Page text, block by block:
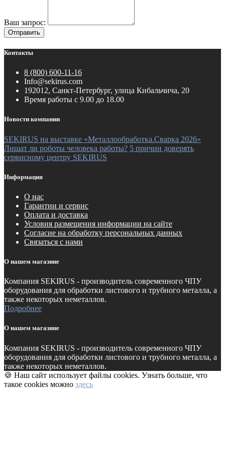
Ваш запрос:
Отправить
Контакты
8 (800) 600-11-16
Info@sekirus.com
192012, Санкт-Петербург, улица Кибальчича, 20
Время работы с 9.00 до 18.00
Новости компании
SEKIRUS на выставке «Металлообработка.Сварка 2026»
Лишат ли роботы человека работы? 5 причин доверять
сервисному центру SEKIRUS
Информация
О нас
Гарантии и сервис
Оплата и доставка
Условия размещения информации на сайте
Согласие на обработку персональных данных
Связаться с нами
О нашем магазине
Компания SEKIRUS - производитель современного ЧПУ
оборудования для обработки листового и трубного металла, а
также некоторых неметаллов.
Подробнее
О нашем магазине
Компания SEKIRUS - производитель современного ЧПУ
оборудования для обработки листового и трубного металла, а
также некоторых неметаллов.
🍪 Наш сайт использует файлы cookies. Узнать больше, что
такое cookies можно здесь